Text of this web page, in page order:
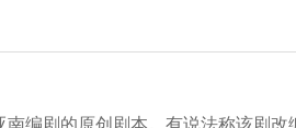
编剧的原创剧本。有说法称该剧改